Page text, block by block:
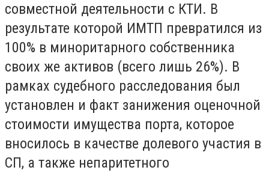
совместной деятельности с КТИ. В
результате которой ИМТП превратился из
100% в миноритарного собственника
своих же активов (всего лишь 26%). В
рамках судебного расследования был
установлен и факт занижения оценочной
стоимости имущества порта, которое
вносилось в качестве долевого участия в
СП, а также непаритетного